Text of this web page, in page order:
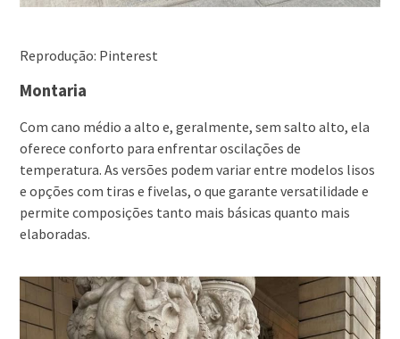
Reprodução: Pinterest
Montaria
Com cano médio a alto e, geralmente, sem salto alto, ela
oferece conforto para enfrentar oscilações de
temperatura. As versões podem variar entre modelos lisos
e opções com tiras e fivelas, o que garante versatilidade e
permite composições tanto mais básicas quanto mais
elaboradas.